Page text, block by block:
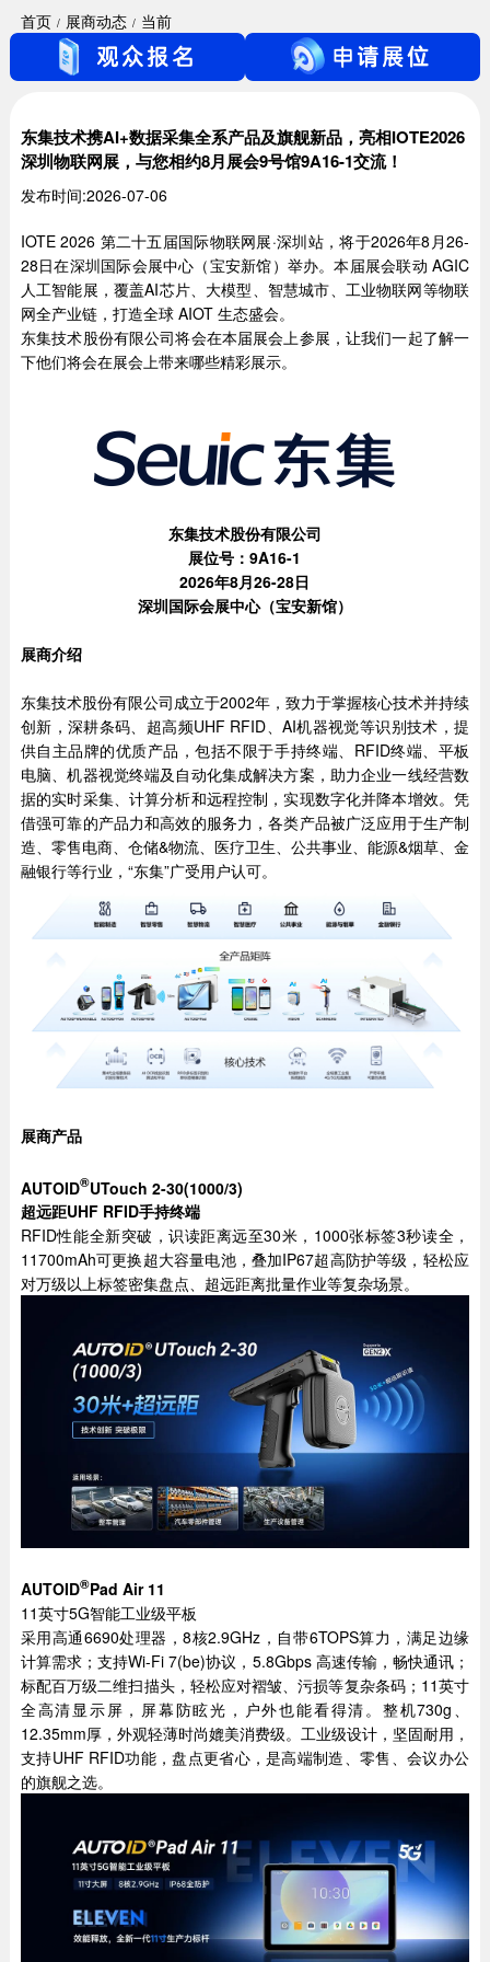
首页 展商动态 当前
东集技术携AI+数据采集全系产品及旗舰新品，亮相IOTE2026
深圳物联网展，与您相约8月展会9号馆9A16-1交流！
发布时间:2026-07-06
IOTE 2026 第二十五届国际物联网展·深圳站，将于2026年8月26-
28日在深圳国际会展中心（宝安新馆）举办。本届展会联动 AGIC
人工智能展，覆盖AI芯片、大模型、智慧城市、工业物联网等物联
网全产业链，打造全球 AIOT 生态盛会。
东集技术股份有限公司将会在本届展会上参展，让我们一起了解一
下他们将会在展会上带来哪些精彩展示。
东集技术股份有限公司
展位号：9A16-1
2026年8月26-28日
深圳国际会展中心（宝安新馆）
展商介绍
东集技术股份有限公司成立于2002年，致力于掌握核心技术并持续
创新，深耕条码、超高频UHF RFID、AI机器视觉等识别技术，提
供自主品牌的优质产品，包括不限于手持终端、RFID终端、平板
电脑、机器视觉终端及自动化集成解决方案，助力企业一线经营数
据的实时采集、计算分析和远程控制，实现数字化并降本增效。凭
借强可靠的产品力和高效的服务力，各类产品被广泛应用于生产制
造、零售电商、仓储&物流、医疗卫生、公共事业、能源&烟草、金
融银行等行业，“东集”广受用户认可。
展商产品
AUTOID®UTouch 2-30(1000/3)
超远距UHF RFID手持终端
RFID性能全新突破，识读距离远至30米，1000张标签3秒读全，
11700mAh可更换超大容量电池，叠加IP67超高防护等级，轻松应
对万级以上标签密集盘点、超远距离批量作业等复杂场景。
AUTOID®Pad Air 11
11英寸5G智能工业级平板
采用高通6690处理器，8核2.9GHz，自带6TOPS算力，满足边缘
计算需求；支持Wi-Fi 7(be)协议，5.8Gbps 高速传输，畅快通讯；
标配百万级二维扫描头，轻松应对褶皱、污损等复杂条码；11英寸
全高清显示屏，屏幕防眩光，户外也能看得清。整机730g、
12.35mm厚，外观轻薄时尚媲美消费级。工业级设计，坚固耐用，
支持UHF RFID功能，盘点更省心，是高端制造、零售、会议办公
的旗舰之选。